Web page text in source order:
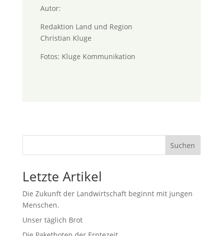
Autor:
Redaktion Land und Region
Christian Kluge
Fotos: Kluge Kommunikation
Suchen
Letzte Artikel
Die Zukunft der Landwirtschaft beginnt mit jungen
Menschen.
Unser täglich Brot